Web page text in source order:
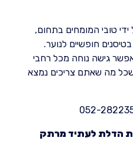
טובי המומחים בתחום,
חופשיים לנוער.
גישה נוחה מכל רחבי
מה שאתם צריכים נמצא
את הדלת לעתיד מרתק